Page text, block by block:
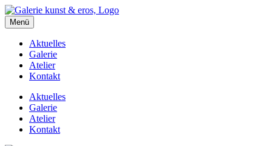
kunst&eros
Galerie und Atelier
Menü
Aktuelles
Galerie
Atelier
Kontakt
Aktuelles
Galerie
Atelier
Kontakt